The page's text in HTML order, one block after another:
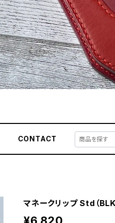
CONTACT
マネークリップ Std（BLK
¥6,820